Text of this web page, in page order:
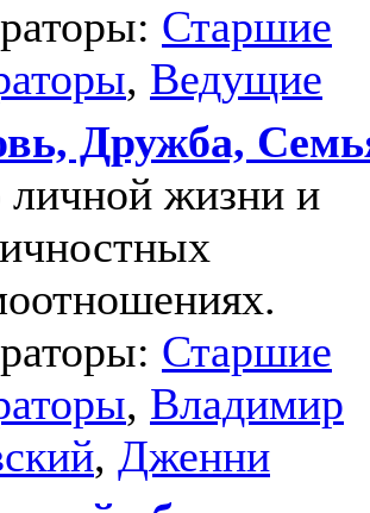
Старшие
, Ведущие
Дружба,
личной жизни и
Старшие
, Владимир
, Дженни